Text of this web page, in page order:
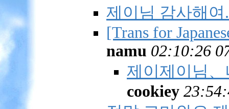
제이님 감사해여
[Trans for
namu 02:10:26
제이제이님
cookiey